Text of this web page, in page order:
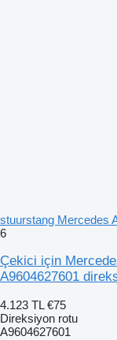
stuurstang Mercedes
6
Çekici için
A9604627601
4.123 TL €75
Direksiyon rotu
A9604627601